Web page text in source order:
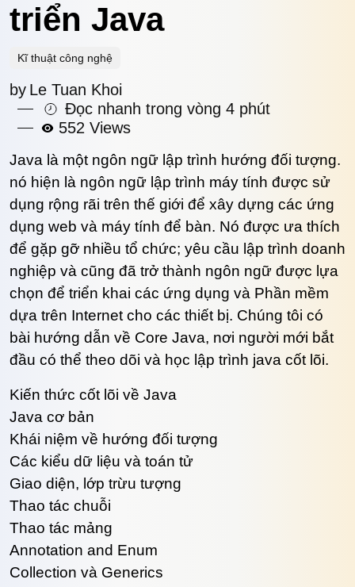
triển Java
Kĩ thuật công nghệ
by Le Tuan Khoi
Đọc nhanh trong vòng 4 phút
552 Views
Java là một ngôn ngữ lập trình hướng đối tượng.
nó hiện là ngôn ngữ lập trình máy tính được sử
dụng rộng rãi trên thế giới để xây dựng các ứng
dụng web và máy tính để bàn. Nó được ưa thích
để gặp gỡ nhiều tổ chức; yêu cầu lập trình doanh
nghiệp và cũng đã trở thành ngôn ngữ được lựa
chọn để triển khai các ứng dụng và Phần mềm
dựa trên Internet cho các thiết bị. Chúng tôi có
bài hướng dẫn về Core Java, nơi người mới bắt
đầu có thể theo dõi và học lập trình java cốt lõi.
Kiến thức cốt lõi về Java
Java cơ bản
Khái niệm về hướng đối tượng
Các kiểu dữ liệu và toán tử
Giao diện, lớp trừu tượng
Thao tác chuỗi
Thao tác mảng
Annotation and Enum
Collection và Generics